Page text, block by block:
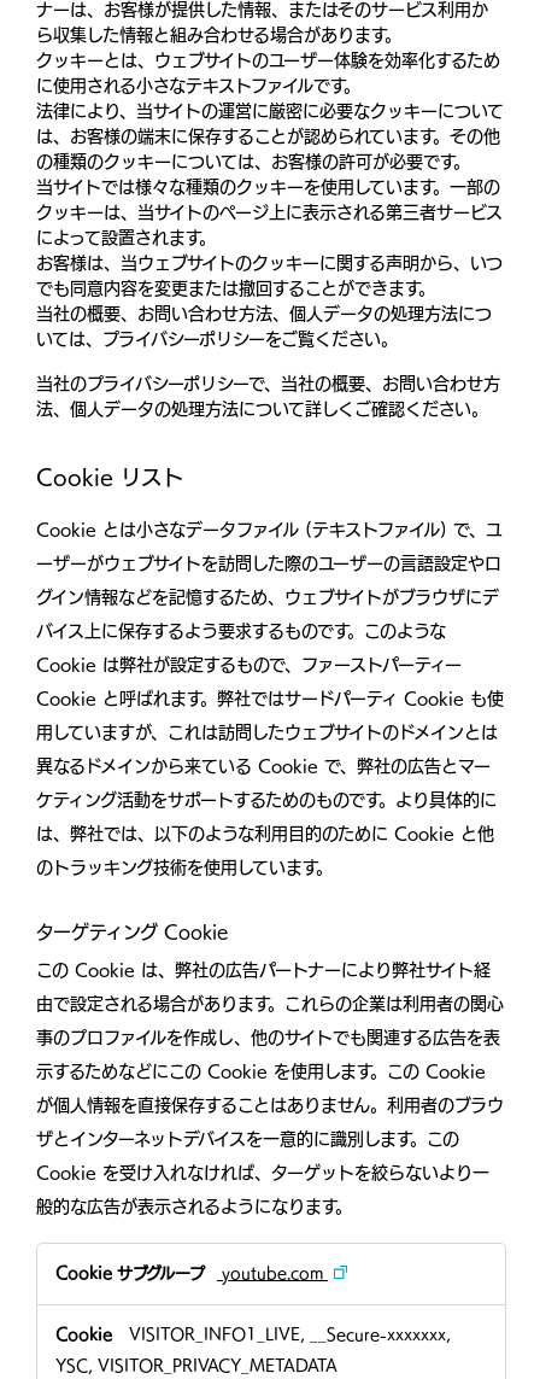
ナーは、お客様が提供した情報、またはそのサービス利用か
ら収集した情報と組み合わせる場合があります。
クッキーとは、ウェブサイトのユーザー体験を効率化するため
に使用される小さなテキストファイルです。
法律により、当サイトの運営に厳密に必要なクッキーについて
は、お客様の端末に保存することが認められています。その他
の種類のクッキーについては、お客様の許可が必要です。
当サイトでは様々な種類のクッキーを使用しています。一部の
クッキーは、当サイトのページ上に表示される第三者サービス
によって設置されます。
お客様は、当ウェブサイトのクッキーに関する声明から、いつ
でも同意内容を変更または撤回することができます。
当社の概要、お問い合わせ方法、個人データの処理方法につ
いては、プライバシーポリシーをご覧ください。
当社のプライバシーポリシーで、当社の概要、お問い合わせ方
法、個人データの処理方法について詳しくご確認ください。
Cookie リスト
Cookie とは小さなデータファイル (テキストファイル) で、ユ
ーザーがウェブサイトを訪問した際のユーザーの言語設定やロ
グイン情報などを記憶するため、ウェブサイトがブラウザにデ
バイス上に保存するよう要求するものです。このような
Cookie は弊社が設定するもので、ファーストパーティー
Cookie と呼ばれます。弊社ではサードパーティ Cookie も使
用していますが、これは訪問したウェブサイトのドメインとは
異なるドメインから来ている Cookie で、弊社の広告とマー
ケティング活動をサポートするためのものです。より具体的に
は、弊社では、以下のような利用目的のために Cookie と他
のトラッキング技術を使用しています。
ターゲティング Cookie
この Cookie は、弊社の広告パートナーにより弊社サイト経
由で設定される場合があります。これらの企業は利用者の関心
事のプロファイルを作成し、他のサイトでも関連する広告を表
示するためなどにこの Cookie を使用します。この Cookie
が個人情報を直接保存することはありません。利用者のブラウ
ザとインターネットデバイスを一意的に識別します。この
Cookie を受け入れなければ、ターゲットを絞らないより一
般的な広告が表示されるようになります。
ゲ
youtube.com
VISITOR_INFO1_LIVE, __Secure-xxxxxxx,
YSC, VISITOR_PRIVACY_METADATA